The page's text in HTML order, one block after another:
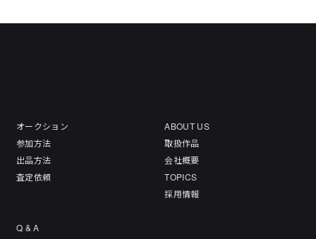
オークション
参加方法
出品方法
査定依頼
ABOUT US
取扱作品
会社概要
TOPICS
採用情報
Q & A